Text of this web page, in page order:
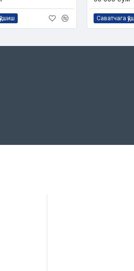
Саватчага